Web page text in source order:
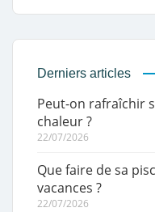
Derniers articles
Peut-on rafraîchir
chaleur ?
22/07/2026
Que faire de sa
vacances ?
22/07/2026